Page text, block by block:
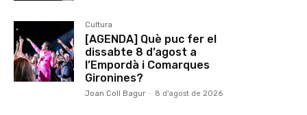
Cultura
[AGENDA] Què puc fer el
dissabte 8 d’agost a
l’Empordà i Comarques
Gironines?
Joan Coll Bagur - 8 d'agost de 2026